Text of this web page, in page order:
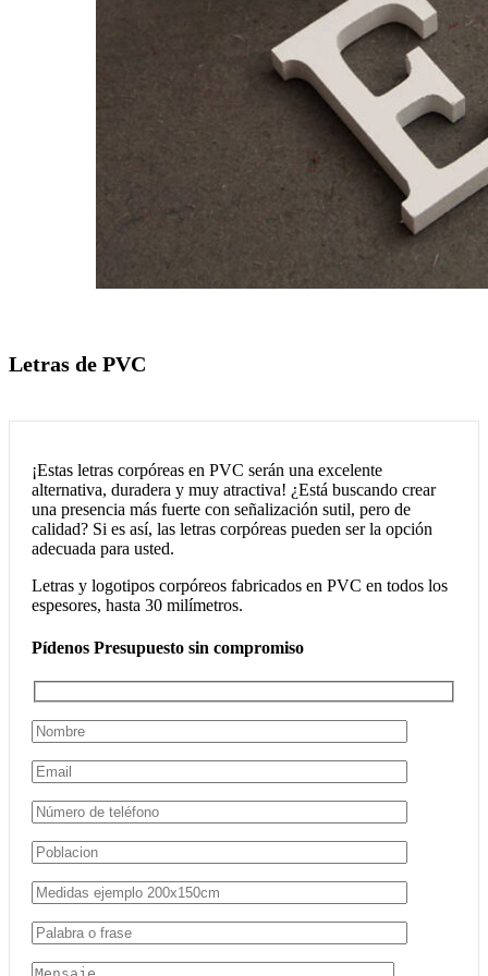
Letras de PVC
¡Estas letras corpóreas en PVC serán una excelente
alternativa, duradera y muy atractiva! ¿Está buscando crear
una presencia más fuerte con señalización sutil, pero de
calidad? Si es así, las letras corpóreas pueden ser la opción
adecuada para usted.
Letras y logotipos corpóreos fabricados en PVC en todos los
espesores, hasta 30 milímetros.
Pídenos Presupuesto sin compromiso